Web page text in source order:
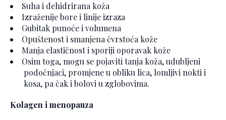
Suha i dehidrirana koža
Izraženije bore i linije izraza
Gubitak punoće i volumena
Opuštenost i smanjena čvrstoća kože
Manja elastičnost i sporiji oporavak kože
Osim toga, mogu se pojaviti tanja koža, udubljeni
podočnjaci, promjene u obliku lica, lomljivi nokti i
kosa, pa čak i bolovi u zglobovima.
Kolagen i menopauza